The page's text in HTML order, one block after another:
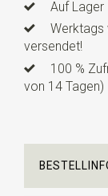
Auf Lager
Werktags
versendet!
100 %
von 14 Tagen)